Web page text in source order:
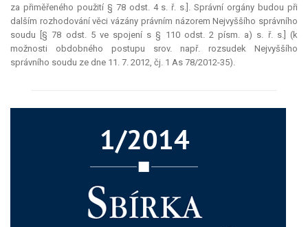
za přiměřeného použití § 78 odst. 4 s. ř. s.]. Správní orgány budou při
dalším rozhodování věci vázány právním názorem Nejvyššího správního
soudu [§ 78 odst. 5 ve spojení s § 110 odst. 2 písm. a) s. ř. s.] (k
možnosti obdobného postupu srov. např. rozsudek Nejvyššího
správního soudu ze dne 11. 7. 2012, čj. 1 As 78/2012-35).